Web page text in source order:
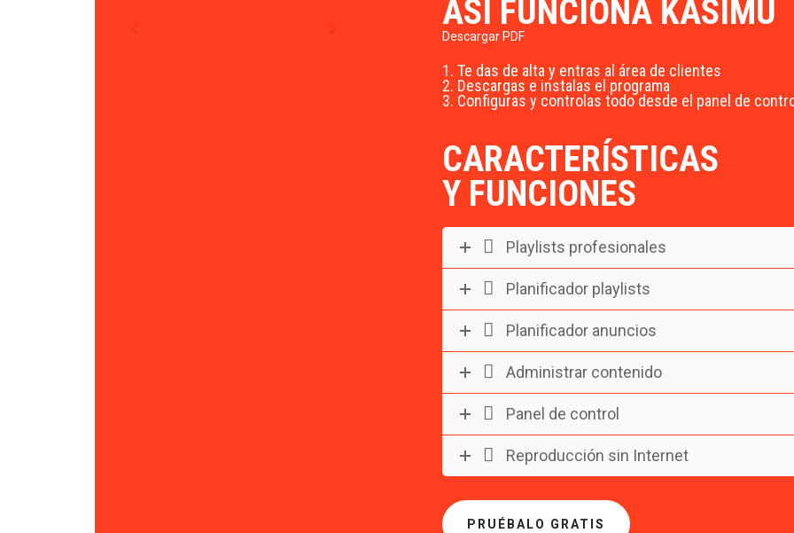
ASÍ FUNCIONA KASIMU
Descargar PDF
1. Te das de alta y entras al área de clientes
2. Descargas e instalas el programa
3. Configuras y controlas todo desde el panel de
CARACTERÍSTICAS
Y FUNCIONES
Playlists profesionales
Planificador playlists
Planificador anuncios
Administrar contenido
Panel de control
Reproducción sin Internet
PRUÉBALO GRATIS